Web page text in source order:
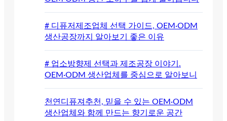
# 디퓨저제조업체 선택 가이드, OEM·ODM
생산공장까지 알아보기 좋은 이유
# 업소방향제 선택과 제조공장 이야기.
OEM·ODM 생산업체를 중심으로 알아보니
천연디퓨져추천, 믿을 수 있는 OEM·ODM
생산업체와 함께 만드는 향기로운 공간